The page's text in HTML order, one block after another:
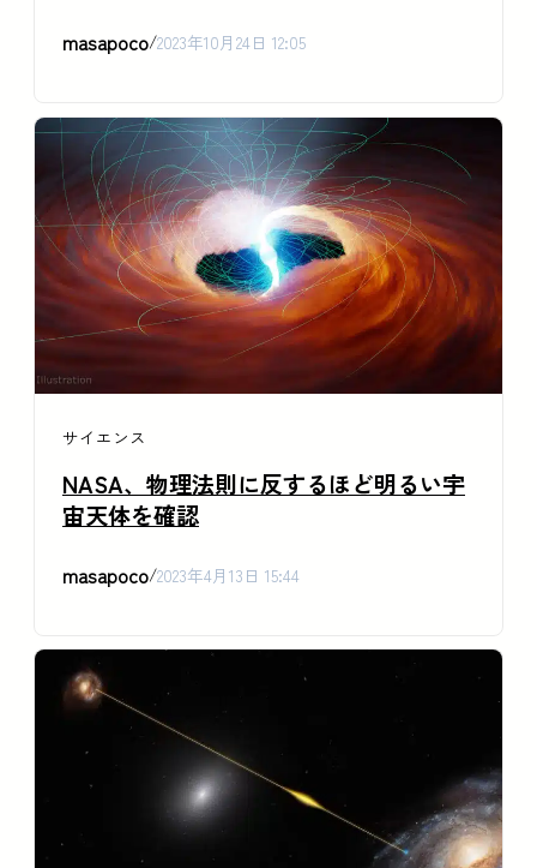
masapoco/2023年10月24日 12:05
サイエンス
NASA、物理法則に反するほど明るい宇
宙天体を確認
masapoco/2023年4月13日 15:44